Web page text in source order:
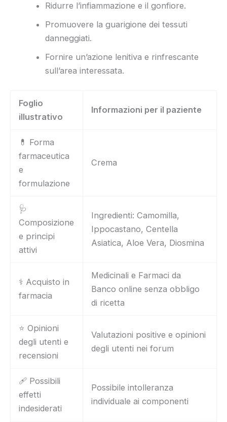
Ridurre l’infiammazione e il gonfiore.
Promuovere la guarigione dei tessuti
danneggiati.
Fornire un’azione lenitiva e rinfrescante
sull’area interessata.
Foglio
illustrativo
Informazioni per il paziente
💊 Forma
farmaceutica
e
formulazione
Crema
🩺
Composizione
e principi
attivi
Ingredienti: Camomilla,
Ippocastano, Centella
Asiatica, Aloe Vera, Diosmina
⚕️ Acquisto in
farmacia
Medicinali e Farmaci da
Banco online senza obbligo
di ricetta
⭐ Opinioni
degli utenti e
recensioni
Valutazioni positive e opinioni
degli utenti nei forum
🩹 Possibili
effetti
indesiderati
Possibile intolleranza
individuale ai componenti